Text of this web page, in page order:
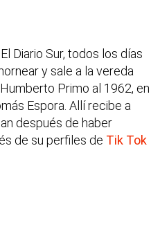
Diario Sur, todos los días
y sale a la vereda
Primo al 1962, en
Espora. Allí recibe a
después de haber
de su perfiles de Tik Tok